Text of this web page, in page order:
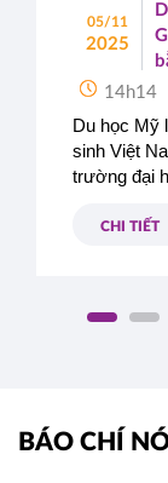
05/11
2025
14h14
Du học Mỹ
sinh Việt
trường đại
Giữa bối
CHI TIẾT
BÁO CHÍ